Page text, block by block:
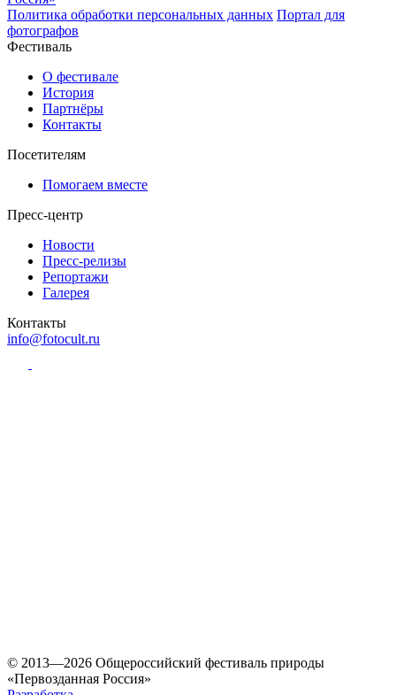
Политика обработки персональных данных Портал для
фотографов
Фестиваль
О фестивале
История
Партнёры
Контакты
Посетителям
Помогаем вместе
Пресс-центр
Новости
Пресс-релизы
Репортажи
Галерея
Контакты
info@fotocult.ru
© 2013—2026 Общероссийский фестиваль природы
«Первозданная Россия»